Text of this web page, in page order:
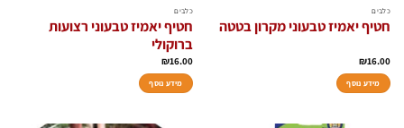
כלבים
חטיף יאמיז טבעוני מקרון בטטה
₪16.00
מידע נוסף
כלבים
חטיף יאמיז טבעוני רצועות
ברוקולי
₪16.00
מידע נוסף